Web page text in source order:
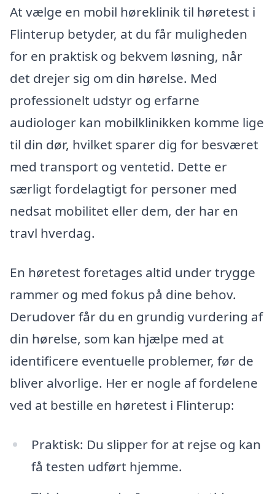
At vælge en mobil høreklinik til høretest i
Flinterup betyder, at du får muligheden
for en praktisk og bekvem løsning, når
det drejer sig om din hørelse. Med
professionelt udstyr og erfarne
audiologer kan mobilklinikken komme lige
til din dør, hvilket sparer dig for besværet
med transport og ventetid. Dette er
særligt fordelagtigt for personer med
nedsat mobilitet eller dem, der har en
travl hverdag.
En høretest foretages altid under trygge
rammer og med fokus på dine behov.
Derudover får du en grundig vurdering af
din hørelse, som kan hjælpe med at
identificere eventuelle problemer, før de
bliver alvorlige. Her er nogle af fordelene
ved at bestille en høretest i Flinterup:
Praktisk: Du slipper for at rejse og kan
få testen udført hjemme.